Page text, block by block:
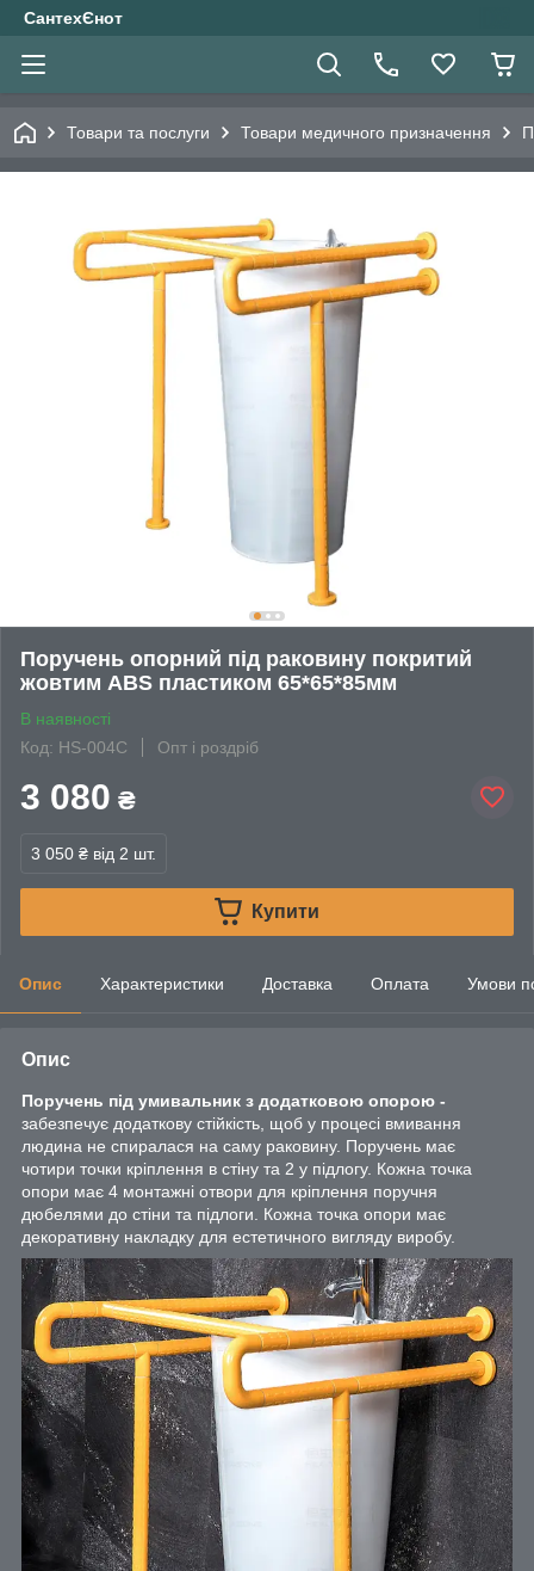
СантехЄнот
Товари та послуги Товари медичного призначення
Поручень опорний під раковину покритий
жовтим ABS пластиком 65*65*85мм
В наявності
Код: HS-004C
Опт і роздріб
3 080 ₴
3 050 ₴ від 2 шт.
Купити
Опис Характеристики Доставка Оплата Умови
Опис
Поручень під умивальник з додатковою опорою -
забезпечує додаткову стійкість, щоб у процесі вмивання
людина не спиралася на саму раковину. Поручень має
чотири точки кріплення в стіну та 2 у підлогу. Кожна точка
опори має 4 монтажні отвори для кріплення поручня
дюбелями до стіни та підлоги. Кожна точка опори має
декоративну накладку для естетичного вигляду виробу.